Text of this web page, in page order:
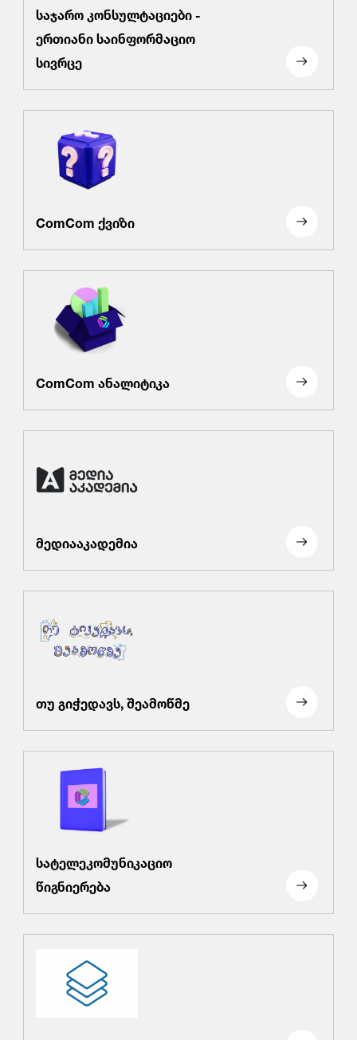
საჯარო კონსულტაციები -
ერთიანი საინფორმაციო
სივრცე
ComCom ქვიზი
ComCom ანალიტიკა
მედიააკადემია
თუ გიჭედავს, შეამოწმე
სატელეკომუნიკაციო
წიგნიერება